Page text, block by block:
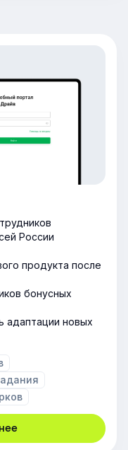
России
продукта после
бонусных
адаптации новых